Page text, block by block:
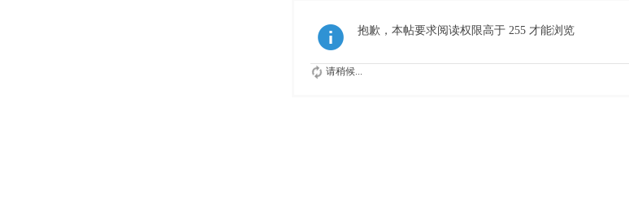
抱歉，本帖要求阅读权限高于 255 才能浏览
请稍候...